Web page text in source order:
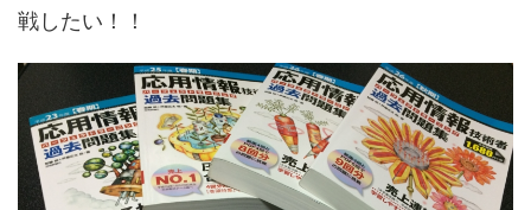
戦したい！！